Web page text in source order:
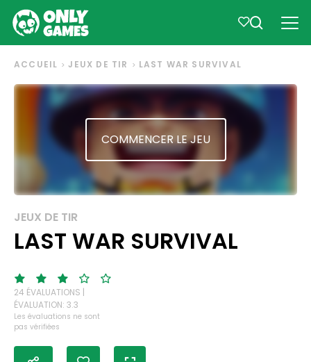
ACCUEIL JEUX DE TIR LAST WAR SURVIVAL
COMMENCER LE JEU
JEUX DE TIR
LAST WAR SURVIVAL
24 ÉVALUATIONS |
ÉVALUATION: 3.3
Les évaluations ne sont
pas vérifiées